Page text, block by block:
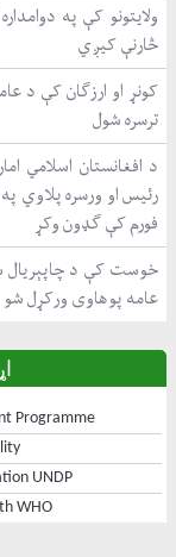
ولایتونو کې په
څارنې کیږي
کونړ او ارزګان کې د
ترسره شول
د افغانستان اسلامي
فورم کې ګډون وکړ
خوست کې د چاپېریال
عامه پوهاوی ورکړل شو
Programme
UNDP
WHO